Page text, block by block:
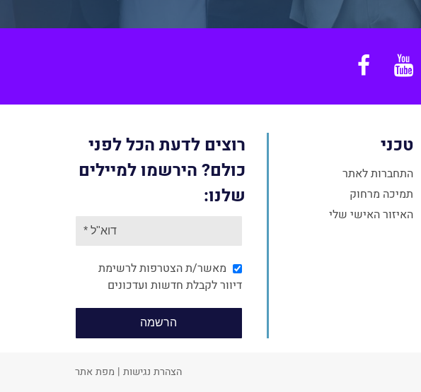
YouTube
טכני
התחברות לאתר
תמיכה מרחוק
האיזור האישי שלי
רוצים לדעת הכל לפני
כולם? הירשמו למיילים
שלנו:
מאשר/ת הצטרפות לרשימת
דיוור לקבלת חדשות ועדכונים
הצהרת נגישות | מפת אתר